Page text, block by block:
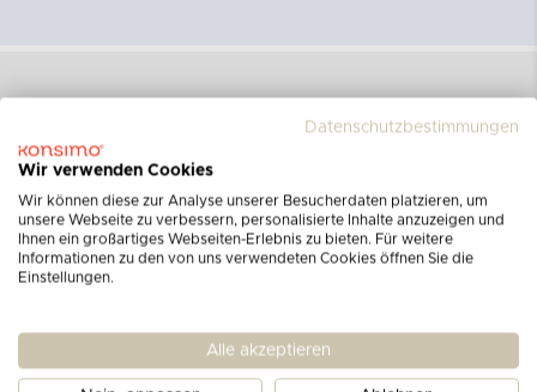
Datenschutzbestimmungen
Wir verwenden Cookies
Wir können diese zur Analyse unserer Besucherdaten platzieren, um
unsere Webseite zu verbessern, personalisierte Inhalte anzuzeigen und
Ihnen ein großartiges Webseiten-Erlebnis zu bieten. Für weitere
Informationen zu den von uns verwendeten Cookies öffnen Sie die
Einstellungen.
Alle akzeptieren